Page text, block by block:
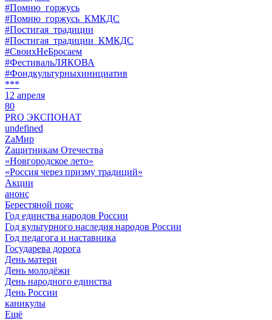
#Помню_горжусь
#Помню_горжусь_КМКДС
#Постигая_традиции
#Постигая_традиции_КМКДС
#СвоихНеБросаем
#ФестивальЛЯКОВА
#Фондкультурныхинициатив
***
12 апреля
80
PRO ЭКСПОНАТ
undefined
ZaМир
Zащитникам Отечества
«Новгородское лето»
«Россия через призму традиций»
Акции
анонс
Берестяной пояс
Год единства народов России
Год культурного наследия народов России
Год педагога и наставника
Государева дорога
День матери
День молодёжи
День народного единства
День России
каникулы
Ещё